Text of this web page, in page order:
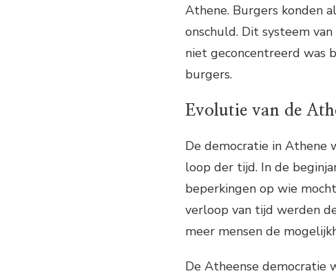
Athene. Burgers konden
onschuld. Dit systeem
niet geconcentreerd was
burgers.
Evolutie van de
De democratie in Athene
loop der tijd. In de
beperkingen op wie
verloop van tijd werden
meer mensen de
De Atheense democratie